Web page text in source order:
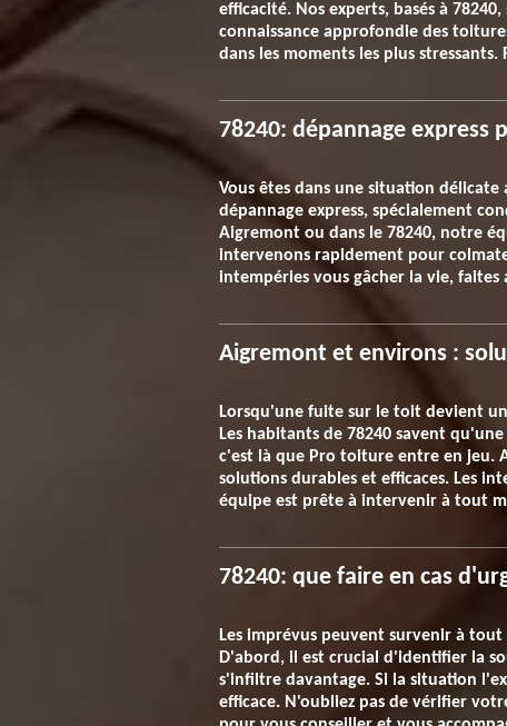
efficacité. Nos experts, basés à
connaissance approfondie des
dans les moments les plus
78240: dépannage express
Vous êtes dans une situation
dépannage express, spécialement
Aigremont ou dans le 78240, notre
intervenons rapidement pour
intempéries vous gâcher la vie,
Aigremont et environs :
Lorsqu'une fuite sur le toit devient
Les habitants de 78240 savent
c'est là que Pro toiture entre en jeu.
solutions durables et efficaces. Les
équipe est prête à intervenir à tout
78240: que faire en cas
Les imprévus peuvent survenir à
D'abord, il est crucial d'identifier la
s'infiltre davantage. Si la situation
efficace. N'oubliez pas de vérifier